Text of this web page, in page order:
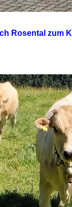
Rosental zum